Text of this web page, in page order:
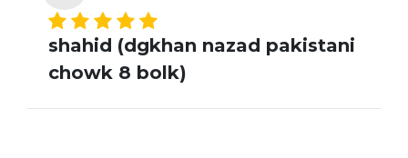
shahid (dgkhan nazad pakistani
chowk 8 bolk)